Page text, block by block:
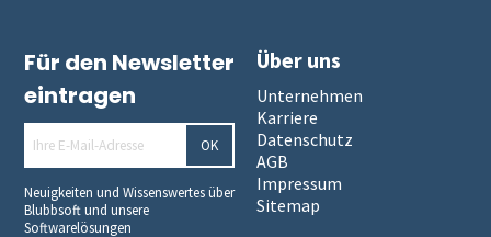
Für den Newsletter
eintragen
OK
Neuigkeiten und Wissenswertes über
Blubbsoft und unsere
Softwarelösungen
Über uns
Unternehmen
Karriere
Datenschutz
AGB
Impressum
Sitemap